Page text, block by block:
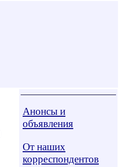
Анонсы и
объявления
От наших
корреспондентов